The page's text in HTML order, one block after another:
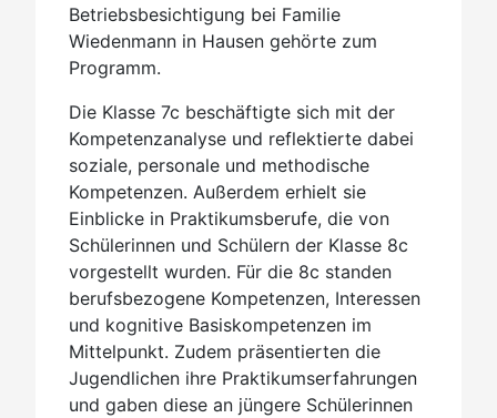
Betriebsbesichtigung bei Familie
Wiedenmann in Hausen gehörte zum
Programm.
Die Klasse 7c beschäftigte sich mit der
Kompetenzanalyse und reflektierte dabei
soziale, personale und methodische
Kompetenzen. Außerdem erhielt sie
Einblicke in Praktikumsberufe, die von
Schülerinnen und Schülern der Klasse 8c
vorgestellt wurden. Für die 8c standen
berufsbezogene Kompetenzen, Interessen
und kognitive Basiskompetenzen im
Mittelpunkt. Zudem präsentierten die
Jugendlichen ihre Praktikumserfahrungen
und gaben diese an jüngere Schülerinnen